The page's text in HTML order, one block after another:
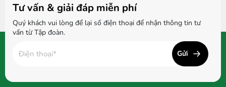
Tư vấn & giải đáp miễn phí
Quý khách vui lòng để lại số điện thoại để nhận thông tin tư
vấn từ Tập đoàn.
Gửi